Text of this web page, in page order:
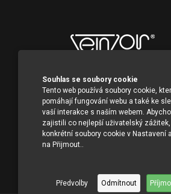
Souhlas se soubory cookie
Tento web používá soubory cookie,
pomáhají fungování webu a také ke
vaší interakce s naším webem.
zajistili co nejlepší uživatelský
konkrétní soubory cookie v Nastavení
na Přijmout..
Předvolby Odmítnout
SENZOR BOHEMIA
Dusíkova 794/3c
638 00 Brno
Společnost je zapsána v
Krajským soudem v Brně,